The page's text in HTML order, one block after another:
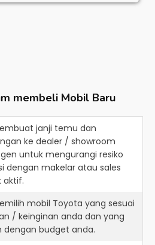
membeli Mobil Baru
janji temu dan
ke dealer / showroom
untuk mengurangi resiko
dengan makelar atau sales
aktif.
mobil Toyota yang sesuai
/ keinginan anda dan yang
dengan budget anda.